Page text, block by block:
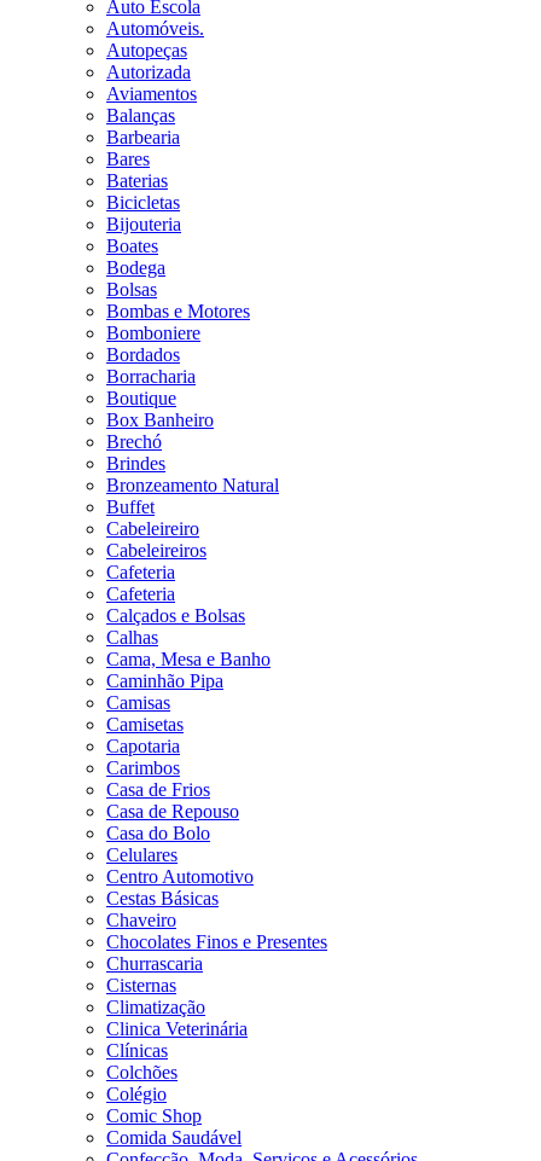
Auto Escola
Automóveis.
Autopeças
Autorizada
Aviamentos
Balanças
Barbearia
Bares
Baterias
Bicicletas
Bijouteria
Boates
Bodega
Bolsas
Bombas e Motores
Bomboniere
Bordados
Borracharia
Boutique
Box Banheiro
Brechó
Brindes
Bronzeamento Natural
Buffet
Cabeleireiro
Cabeleireiros
Cafeteria
Cafeteria
Calçados e Bolsas
Calhas
Cama, Mesa e Banho
Caminhão Pipa
Camisas
Camisetas
Capotaria
Carimbos
Casa de Frios
Casa de Repouso
Casa do Bolo
Celulares
Centro Automotivo
Cestas Básicas
Chaveiro
Chocolates Finos e Presentes
Churrascaria
Cisternas
Climatização
Clinica Veterinária
Clínicas
Colchões
Colégio
Comic Shop
Comida Saudável